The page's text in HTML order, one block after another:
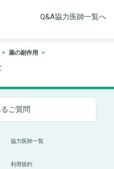
Q&A協力医師一覧へ
薬の副作用
ご質問
協力医師一覧
利用規約